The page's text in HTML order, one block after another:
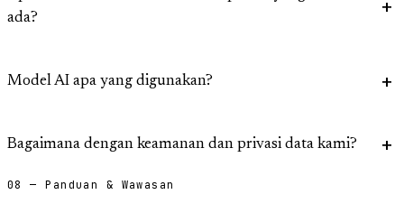
ada?
Model AI apa yang digunakan?
Bagaimana dengan keamanan dan privasi data kami?
08 — Panduan & Wawasan